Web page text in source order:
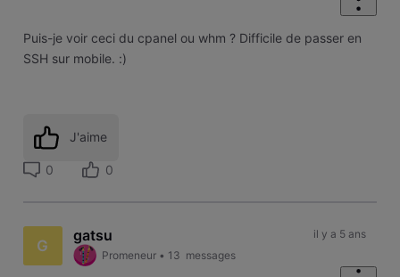
Puis-je voir ceci du cpanel ou whm ? Difficile de passer en
SSH sur mobile. :)
J'aime
0 0
G
gatsu
Promeneur • 13 messages
il y a 5 ans